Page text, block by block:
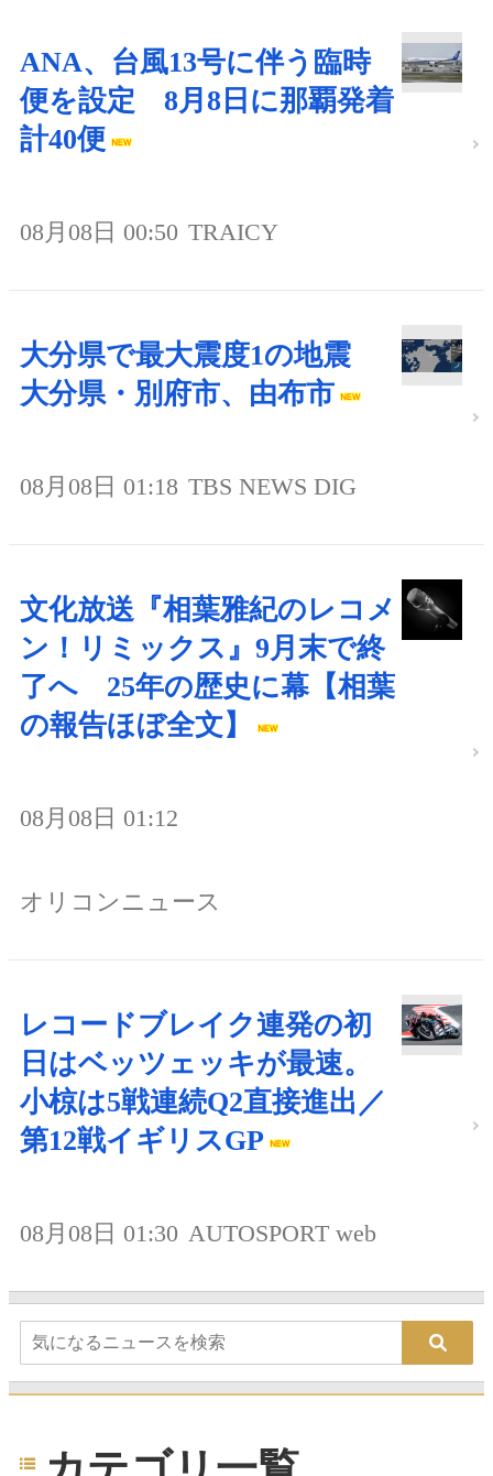
ANA、台風13号に伴う臨時
便を設定 8月8日に那覇発着
計40便
08月08日 00:50 TRAICY
大分県で最大震度1の地震
大分県・別府市、由布市
08月08日 01:18 TBS NEWS DIG
文化放送『相葉雅紀のレコメ
ン！リミックス』9月末で終
了へ 25年の歴史に幕【相葉
の報告ほぼ全文】
08月08日 01:12
オリコンニュース
レコードブレイク連発の初
日はベッツェッキが最速。
小椋は5戦連続Q2直接進出／
第12戦イギリスGP
08月08日 01:30 AUTOSPORT web